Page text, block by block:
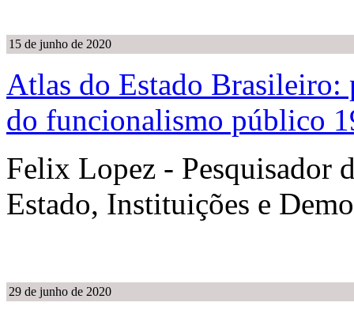
15 de junho de 2020
Atlas do Estado Brasileiro:
do funcionalismo público
Felix Lopez - Pesquisador
Estado, Instituições e
29 de junho de 2020